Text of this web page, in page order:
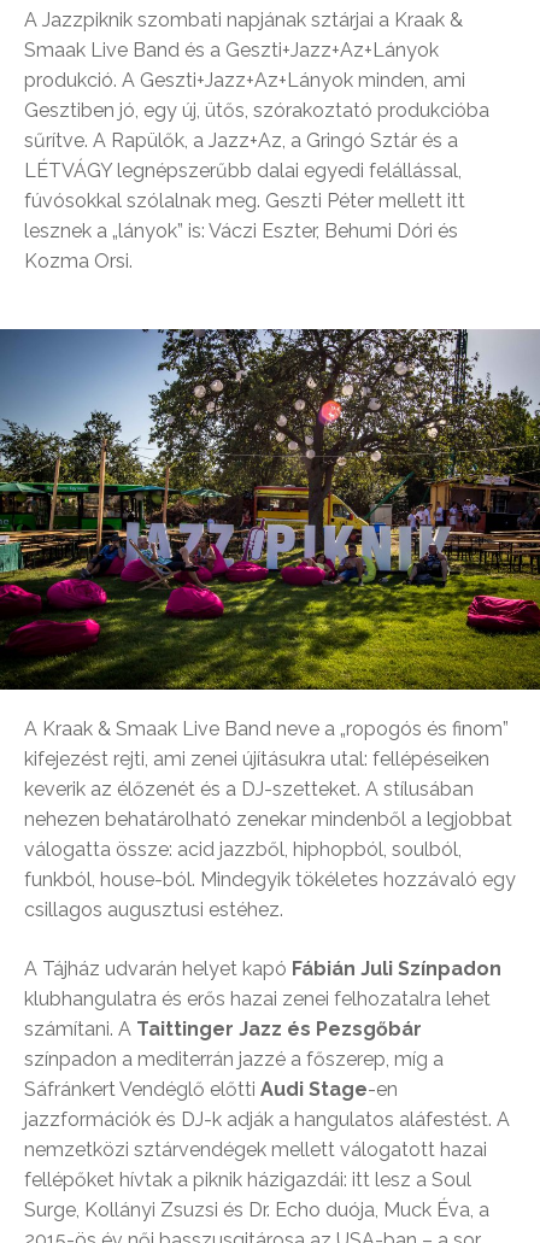
A Jazzpiknik szombati napjának sztárjai a Kraak &
Smaak Live Band és a Geszti+Jazz+Az+Lányok
produkció. A Geszti+Jazz+Az+Lányok minden, ami
Gesztiben jó, egy új, ütős, szórakoztató produkcióba
sűrítve. A Rapülők, a Jazz+Az, a Gringó Sztár és a
LÉTVÁGY legnépszerűbb dalai egyedi felállással,
fúvósokkal szólalnak meg. Geszti Péter mellett itt
lesznek a „lányok” is: Váczi Eszter, Behumi Dóri és
Kozma Orsi.
A Kraak & Smaak Live Band neve a „ropogós és finom”
kifejezést rejti, ami zenei újításukra utal: fellépéseiken
keverik az élőzenét és a DJ-szetteket. A stílusában
nehezen behatárolható zenekar mindenből a legjobbat
válogatta össze: acid jazzből, hiphopból, soulból,
funkból, house-ból. Mindegyik tökéletes hozzávaló egy
csillagos augusztusi estéhez.
A Tájház udvarán helyet kapó Fábián Juli Színpadon
klubhangulatra és erős hazai zenei felhozatalra lehet
számítani. A Taittinger Jazz és Pezsgőbár
színpadon a mediterrán jazzé a főszerep, míg a
Sáfránkert Vendéglő előtti Audi Stage-en
jazzformációk és DJ-k adják a hangulatos aláfestést. A
nemzetközi sztárvendégek mellett válogatott hazai
fellépőket hívtak a piknik házigazdái: itt lesz a Soul
Surge, Kollányi Zsuzsi és Dr. Echo duója, Muck Éva, a